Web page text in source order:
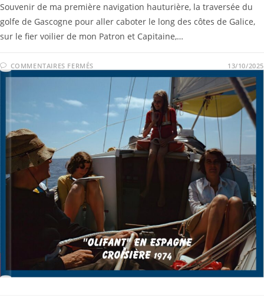
Souvenir de ma première navigation hauturière, la traversée du
golfe de Gascogne pour aller caboter le long des côtes de Galice,
sur le fier voilier de mon Patron et Capitaine,…
COMMENTAIRES FERMÉS 13/10/2025